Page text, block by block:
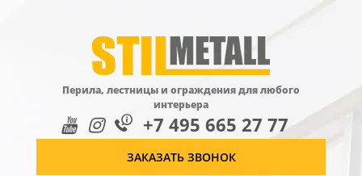
Перила, лестницы и ограждения для любого
интерьера
+7 495 665 27 77
ЗАКАЗАТЬ ЗВОНОК